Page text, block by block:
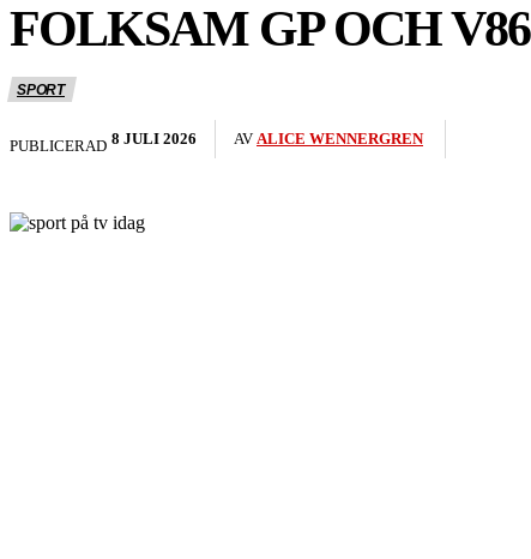
FOLKSAM GP OCH V86
SPORT
PUBLICERAD 8 JULI 2026 AV ALICE WENNERGREN